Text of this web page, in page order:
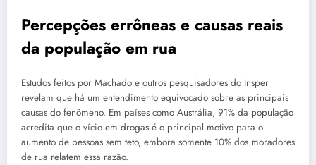
Percepções errôneas e causas reais
da população em rua
Estudos feitos por Machado e outros pesquisadores do Insper
revelam que há um entendimento equivocado sobre as principais
causas do fenômeno. Em países como Austrália, 91% da população
acredita que o vício em drogas é o principal motivo para o
aumento de pessoas sem teto, embora somente 10% dos moradores
de rua relatem essa razão.